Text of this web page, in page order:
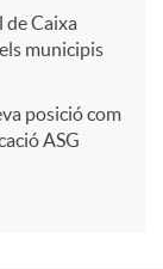
Caixa
municipis
posició com
ASG